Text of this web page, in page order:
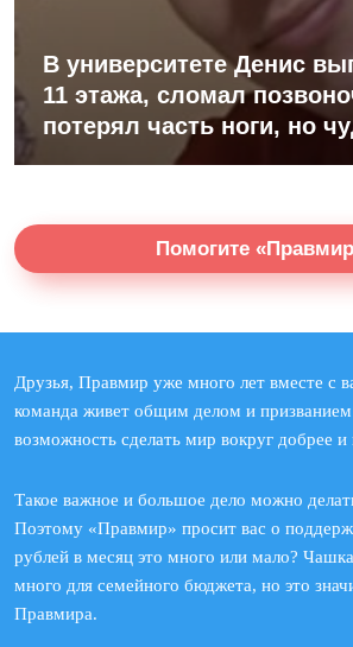
В университете Денис
11 этажа, сломал
потерял часть ноги, но
Помогите
Друзья, Правмир уже много лет вместе с
команда живет общим делом и
возможность сделать мир вокруг добрее
Такое важное и большое дело можно
Поэтому «Правмир» просит вас о
рублей в месяц это много или мало?
много для семейного бюджета, но это
Правмира.